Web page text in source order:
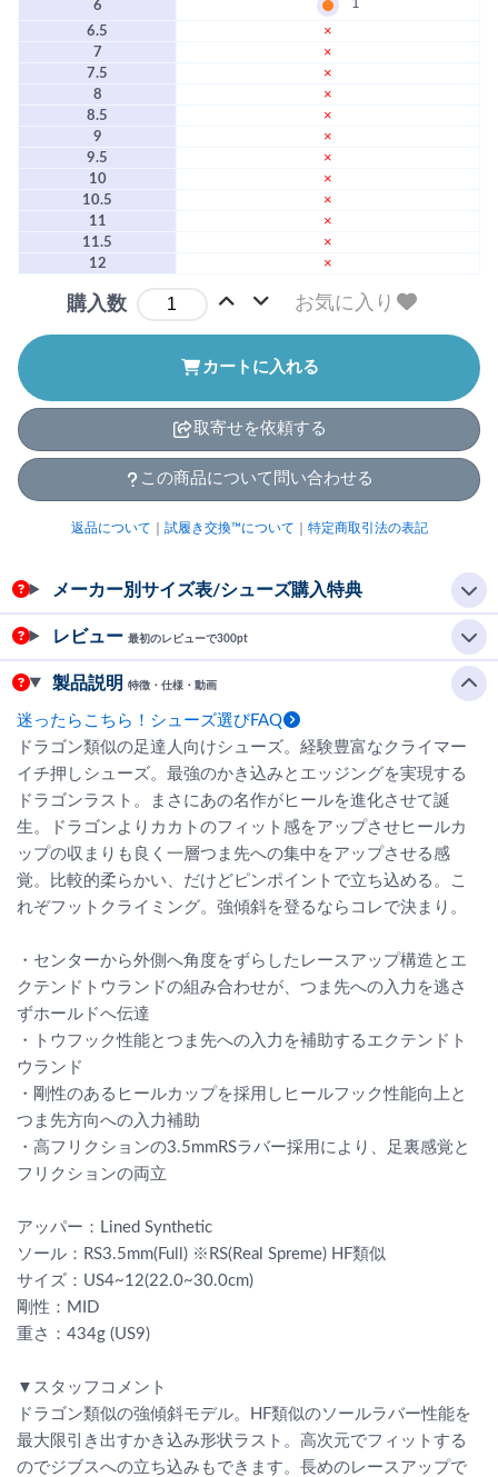
6
1
6.5
×
7
×
7.5
×
8
×
8.5
×
9
×
9.5
×
10
×
10.5
×
11
×
11.5
×
12
×
購入数 お気に入り
カートに入れる
取寄せを依頼する
この商品について問い合わせる
返品について 試履き交換™について 特定商取引法の表記
メーカー別サイズ表/シューズ購入特典
レビュー 最初のレビューで300pt
製品説明 特徴・仕様・動画
迷ったらこちら！シューズ選びFAQ
ドラゴン類似の足達人向けシューズ。経験豊富なクライマー
イチ押しシューズ。最強のかき込みとエッジングを実現する
ドラゴンラスト。まさにあの名作がヒールを進化させて誕
生。ドラゴンよりカカトのフィット感をアップさせヒールカ
ップの収まりも良く一層つま先への集中をアップさせる感
覚。比較的柔らかい、だけどピンポイントで立ち込める。こ
れぞフットクライミング。強傾斜を登るならコレで決まり。
・センターから外側へ角度をずらしたレースアップ構造とエ
クテンドトウランドの組み合わせが、つま先への入力を逃さ
ずホールドへ伝達
・トウフック性能とつま先への入力を補助するエクテンドト
ウランド
・剛性のあるヒールカップを採用しヒールフック性能向上と
つま先方向への入力補助
・高フリクションの3.5mmRSラバー採用により、足裏感覚と
フリクションの両立
アッパー：Lined Synthetic
ソール：RS3.5mm(Full) ※RS(Real Spreme) HF類似
サイズ：US4~12(22.0~30.0cm)
剛性：MID
重さ：434g (US9)
▼スタッフコメント
ドラゴン類似の強傾斜モデル。HF類似のソールラバー性能を
最大限引き出すかき込み形状ラスト。高次元でフィットする
のでジブスへの立ち込みもできます。長めのレースアップで